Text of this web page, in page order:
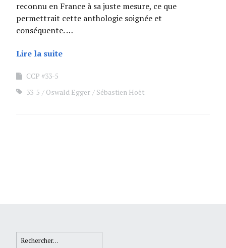
reconnu en France à sa juste mesure, ce que
permettrait cette anthologie soignée et
conséquente. …
Lire la suite
CCP #33-5
33-5
Oswald Egger Sébastien Hoët
Rechercher :